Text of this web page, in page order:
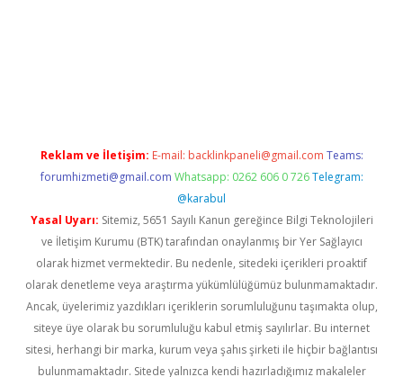
Reklam ve İletişim: E-mail: backlinkpaneli@gmail.com Teams:
forumhizmeti@gmail.com Whatsapp: 0262 606 0 726 Telegram:
@karabul
Yasal Uyarı: Sitemiz, 5651 Sayılı Kanun gereğince Bilgi Teknolojileri
ve İletişim Kurumu (BTK) tarafından onaylanmış bir Yer Sağlayıcı
olarak hizmet vermektedir. Bu nedenle, sitedeki içerikleri proaktif
olarak denetleme veya araştırma yükümlülüğümüz bulunmamaktadır.
Ancak, üyelerimiz yazdıkları içeriklerin sorumluluğunu taşımakta olup,
siteye üye olarak bu sorumluluğu kabul etmiş sayılırlar. Bu internet
sitesi, herhangi bir marka, kurum veya şahıs şirketi ile hiçbir bağlantısı
bulunmamaktadır. Sitede yalnızca kendi hazırladığımız makaleler